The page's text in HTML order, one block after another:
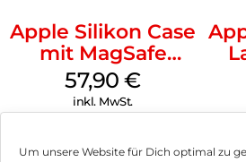
Um unsere Website für Dich optimal zu
Apple Silikon Case
mit MagSafe
iPhone 14 Pro
(PRODUCT)RED
57,90€
inkl. MwSt.